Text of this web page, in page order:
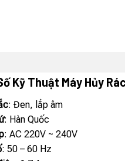
Kỹ Thuật Máy Hủy
: Đen, lắp âm
: Hàn Quốc
: AC 220V ~ 240V
: 50 – 60 Hz